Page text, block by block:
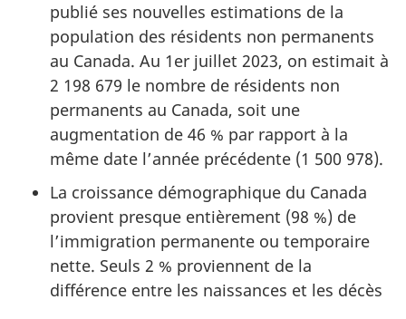
publié ses nouvelles estimations de la
population des résidents non permanents
au Canada. Au 1er juillet 2023, on estimait à
2 198 679 le nombre de résidents non
permanents au Canada, soit une
augmentation de 46 % par rapport à la
même date l’année précédente (1 500 978).
La croissance démographique du Canada
provient presque entièrement (98 %) de
l’immigration permanente ou temporaire
nette. Seuls 2 % proviennent de la
différence entre les naissances et les décès